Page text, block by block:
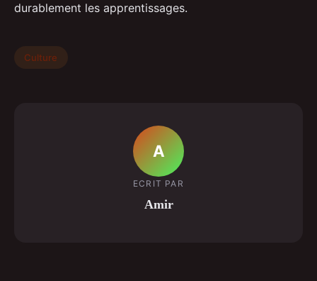
durablement les apprentissages.
Culture
A
ECRIT PAR
Amir